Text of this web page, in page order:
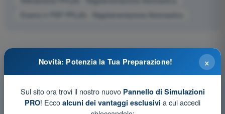
Esame in PDF PPL(A) - Regolamentazione Aeronautica
×
Novità: Potenzia la Tua Preparazione!
Sul sito ora trovi il nostro nuovo Pannello di Simulazioni
PRO! Ecco alcuni dei vantaggi esclusivi a cui accedi